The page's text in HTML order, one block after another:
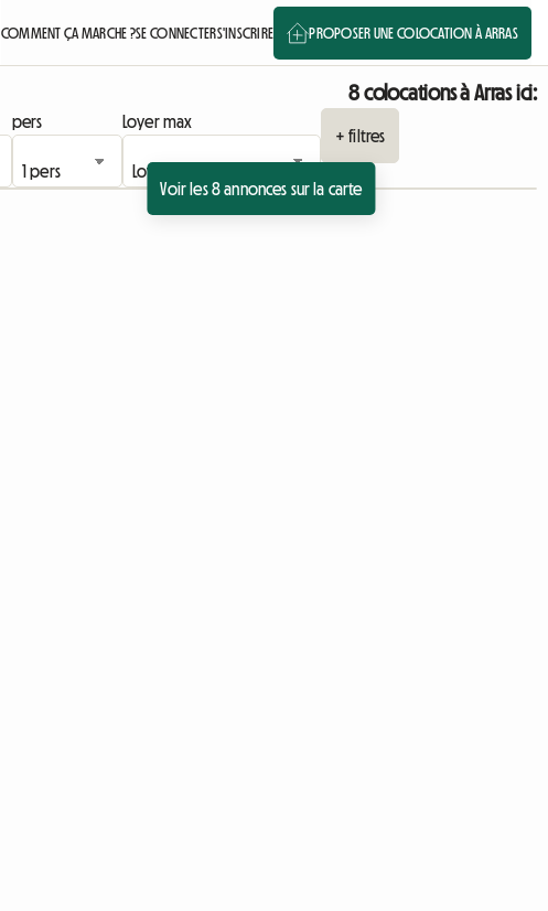
COMMENT ÇA MARCHE ?SE CONNECTERS'INSCRIRE PROPOSER UNE COLOCATION À ARRAS
8 colocations à Arras ici:
pers
Loyer max
+ filtres
Voir les 8 annonces sur la carte